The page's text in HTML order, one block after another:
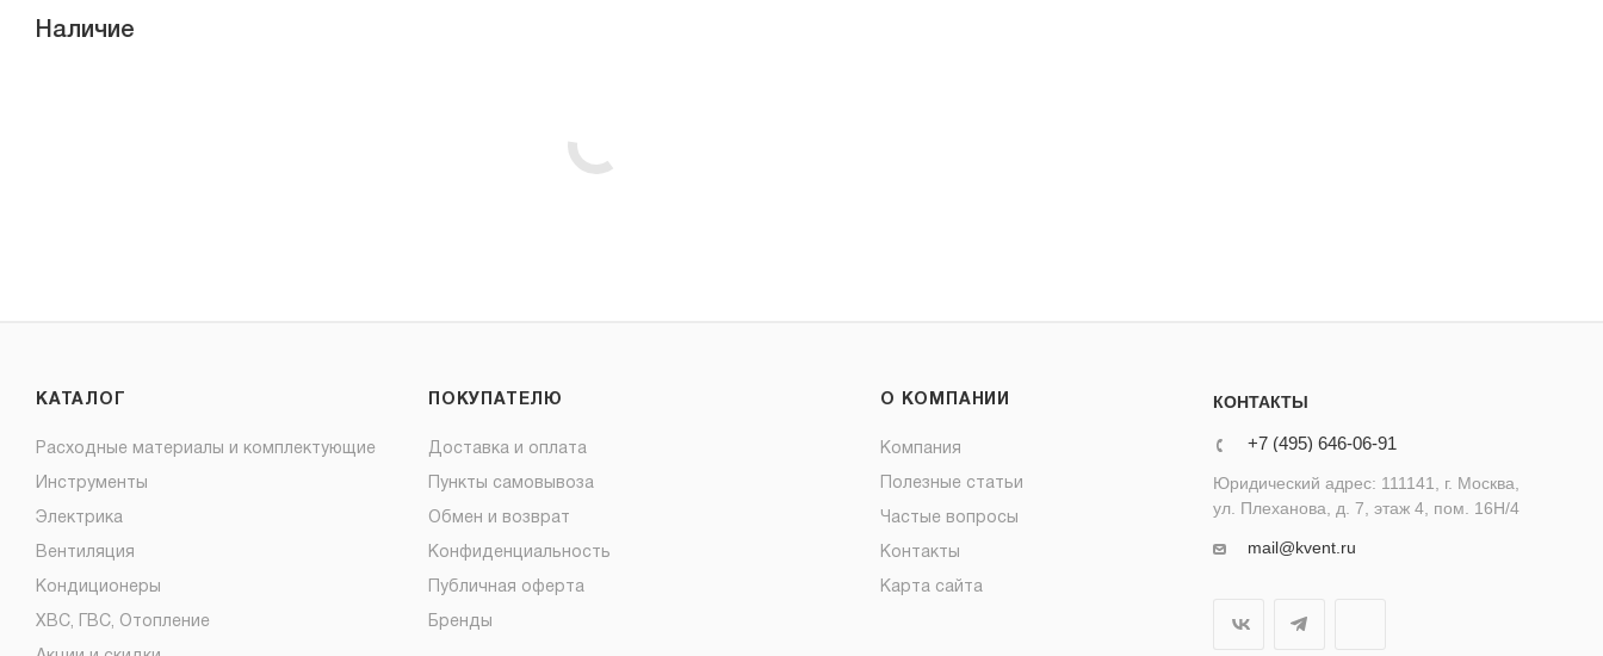
Наличие
КАТАЛОГ
Расходные материалы и комплектующие
Инструменты
Электрика
Вентиляция
Кондиционеры
ХВС, ГВС, Отопление
ПОКУПАТЕЛЮ
Доставка и оплата
Пункты самовывоза
Обмен и возврат
Конфиденциальность
Публичная оферта
Бренды
О КОМПАНИИ
Компания
Полезные статьи
Частые вопросы
Контакты
Карта сайта
КОНТАКТЫ
+7 (495) 646-06-91
Юридический адрес: 111141, г. Москва,
ул. Плеханова, д. 7, этаж 4, пом. 16Н/4
mail@kvent.ru